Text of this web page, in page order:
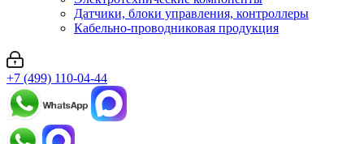
Датчики, блоки управления, контроллеры
Кабельно-проводниковая продукция
+7 (499) 110-04-44